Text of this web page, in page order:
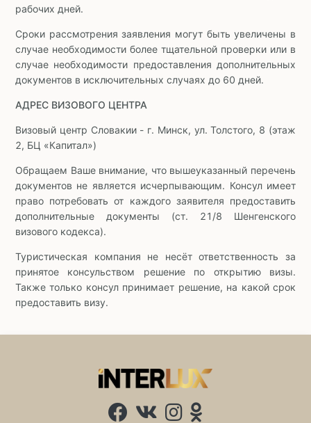
рабочих дней.
Сроки рассмотрения заявления могут быть увеличены в
случае необходимости более тщательной проверки или в
случае необходимости предоставления дополнительных
документов в исключительных случаях до 60 дней.
АДРЕС ВИЗОВОГО ЦЕНТРА
Визовый центр Словакии - г. Минск, ул. Толстого, 8 (этаж
2, БЦ «Капитал»)
Обращаем Ваше внимание, что вышеуказанный перечень
документов не является исчерпывающим. Консул имеет
право потребовать от каждого заявителя предоставить
дополнительные документы (ст. 21/8 Шенгенского
визового кодекса).
Туристическая компания не несёт ответственность за
принятое консульством решение по открытию визы.
Также только консул принимает решение, на какой срок
предоставить визу.